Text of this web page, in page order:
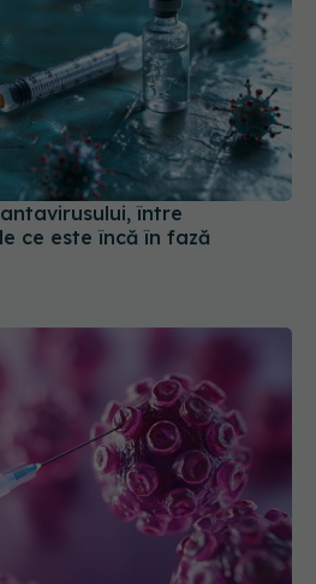
între
ce este încă în fază